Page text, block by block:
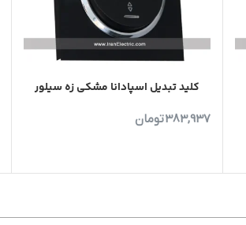
کلید تبدیل اسپادانا مشکی زه سیلور
383,937تومان